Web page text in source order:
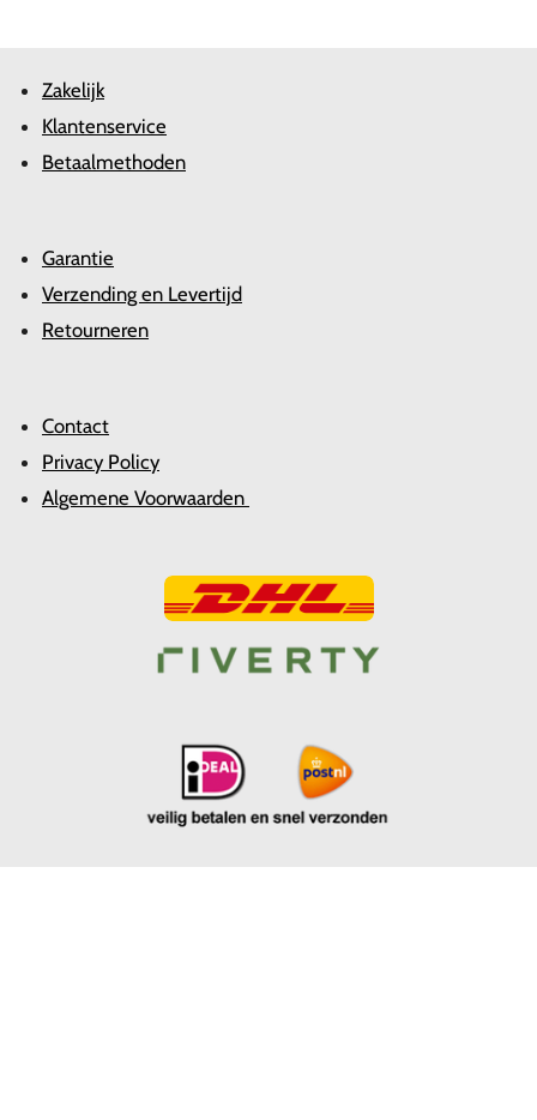
Zakelijk
Klantenservice
Betaalmethoden
Garantie
Verzending en Levertijd
Retourneren
Contact
Privacy Policy
Algemene Voorwaarden